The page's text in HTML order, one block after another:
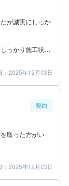
が誠実にしっか
っかり施工状況
4
：2025年12月03日
契約
取った方がい
3
：2025年12月03日